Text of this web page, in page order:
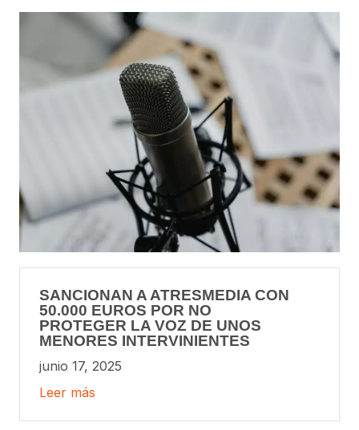
SANCIONAN A ATRESMEDIA CON
50.000 EUROS POR NO
PROTEGER LA VOZ DE UNOS
MENORES INTERVINIENTES
junio 17, 2025
Leer más